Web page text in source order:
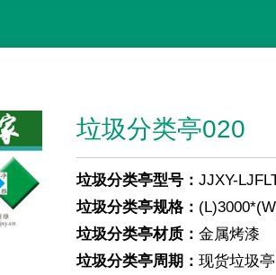
垃圾分类亭020
垃圾分类亭型号： JJXY-
垃圾分类亭规格：
垃圾分类亭材质： 金属烤漆
垃圾分类亭周期： 现货垃圾